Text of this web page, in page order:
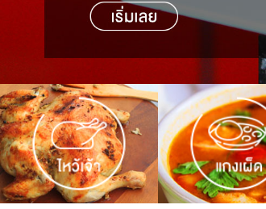
เปรียบเทียบน้ำหนักวัตถุดิบ
ชั่งตวงเนย